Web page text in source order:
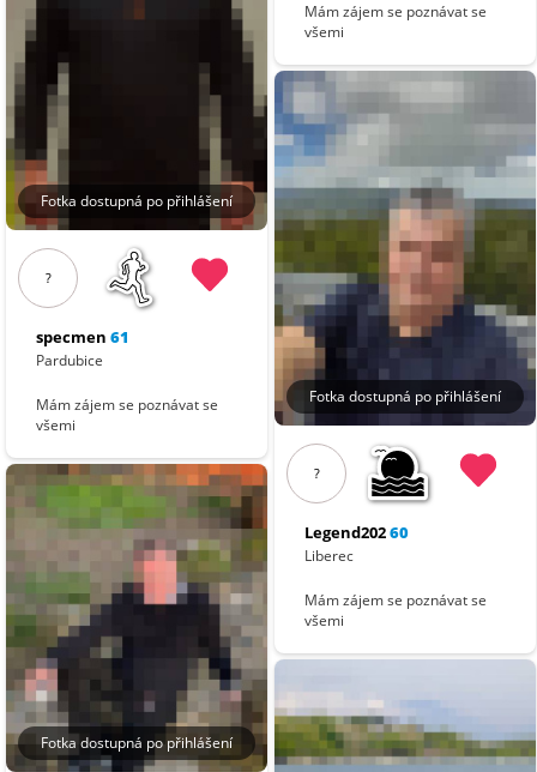
Fotka dostupná po přihlášení
?
specmen 61
Pardubice
Mám zájem se poznávat se
všemi
Fotka dostupná po přihlášení
Mám zájem se poznávat se
všemi
Fotka dostupná po přihlášení
?
Legend20260
Liberec
Mám zájem se poznávat se
všemi